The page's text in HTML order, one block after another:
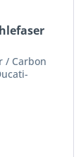
/ Carbon